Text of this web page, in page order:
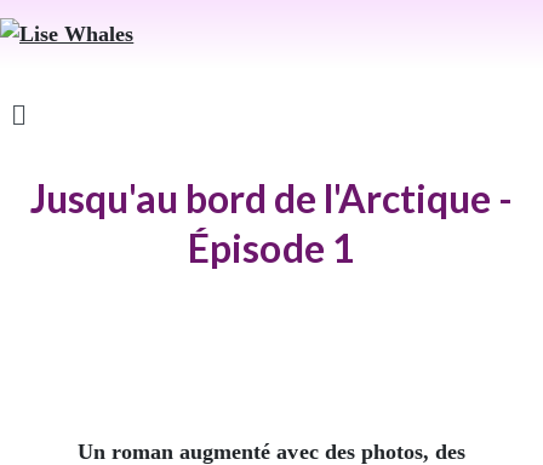
Jusqu'au bord de l'Arctique -
Épisode 1
Un roman augmenté avec des photos, des